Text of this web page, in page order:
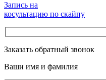
Запись на
косультацию по скайпу
Заказать обратный звонок
Ваши имя и фамилия